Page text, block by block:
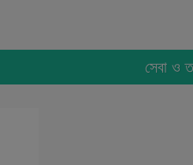
সেবা ও